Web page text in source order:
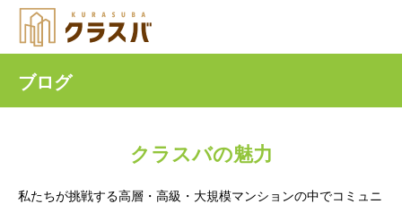
ブログ
クラスバの魅力
私たちが挑戦する高層・高級・大規模マンションの中でコミュニ